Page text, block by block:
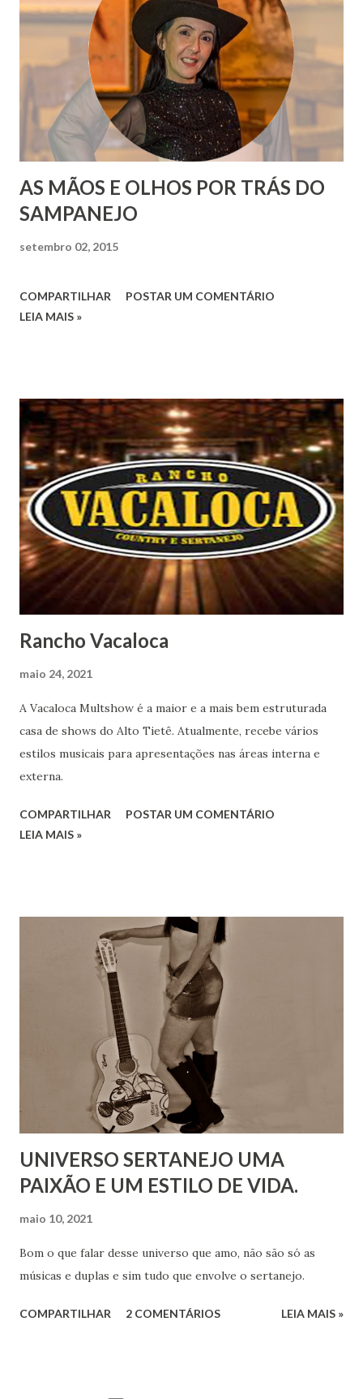
AS MÃOS E OLHOS POR TRÁS DO
SAMPANEJO
setembro 02, 2015
COMPARTILHAR
POSTAR UM COMENTÁRIO
LEIA MAIS »
Rancho Vacaloca
maio 24, 2021
A Vacaloca Multshow é a maior e a mais bem estruturada
casa de shows do Alto Tietê. Atualmente, recebe vários
estilos musicais para apresentações nas áreas interna e
externa.
COMPARTILHAR
POSTAR UM COMENTÁRIO
LEIA MAIS »
UNIVERSO SERTANEJO UMA
PAIXÃO E UM ESTILO DE VIDA.
maio 10, 2021
Bom o que falar desse universo que amo, não são só as
músicas e duplas e sim tudo que envolve o sertanejo.
COMPARTILHAR 2 COMENTÁRIOS LEIA MAIS »